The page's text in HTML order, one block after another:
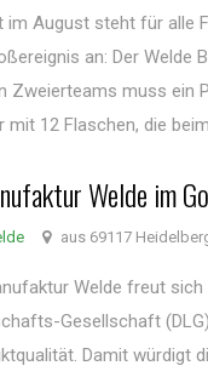
im August steht für alle
an: Der
Zweierteams muss ein
mit 12 Flaschen, die
Welde im
aus 69117
Welde freut
Gesellschaft
Damit würdigt